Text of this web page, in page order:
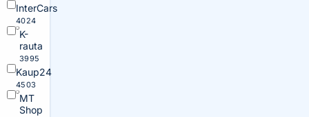
InterCars
4024
K-
rauta
3995
Kaup24
4503
MT
Shop